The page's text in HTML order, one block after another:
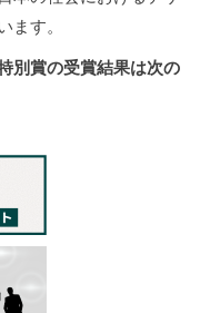
す。
別賞の受賞結果は次の